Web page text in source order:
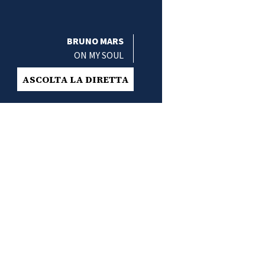
BRUNO MARS
ON MY SOUL
ASCOLTA LA DIRETTA